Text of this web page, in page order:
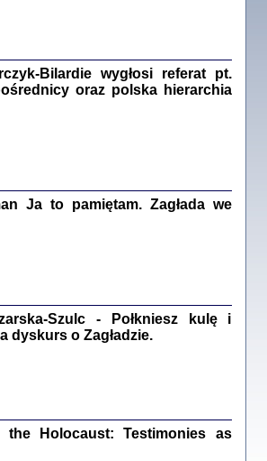
Bańkowska
Bańkowska, wstęp Jacek Leociak
Warszawa 2021
Bilardie wygłosi referat pt.
oraz polska hierarchia
Ja to pamiętam. Zagłada we
Szulc - Połkniesz kulę i
dyskurs o Zagładzie.
the Holocaust: Testimonies as